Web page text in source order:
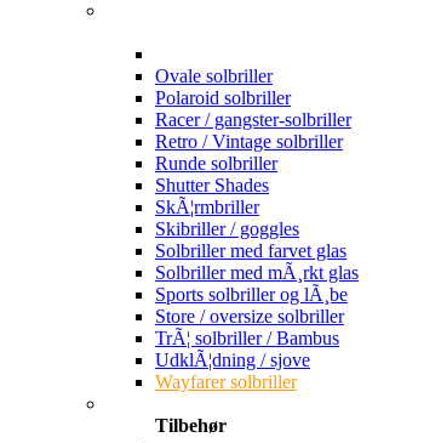
Ovale solbriller
Polaroid solbriller
Racer / gangster-solbriller
Retro / Vintage solbriller
Runde solbriller
Shutter Shades
SkÃ¦rmbriller
Skibriller / goggles
Solbriller med farvet glas
Solbriller med mÃ¸rkt glas
Sports solbriller og lÃ¸be
Store / oversize solbriller
TrÃ¦ solbriller / Bambus
UdklÃ¦dning / sjove
Wayfarer solbriller
Tilbehør